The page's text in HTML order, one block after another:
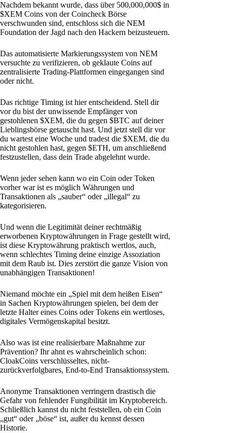
Nachdem bekannt wurde, dass über 500,000,000$ in
$XEM Coins von der Coincheck Börse
verschwunden sind, entschloss sich die NEM
Foundation der Jagd nach den Hackern beizusteuern.
Das automatisierte Markierungssystem von NEM
versuchte zu verifizieren, ob geklaute Coins auf
zentralisierte Trading-Plattformen eingegangen sind
oder nicht.
Das richtige Timing ist hier entscheidend. Stell dir
vor du bist der unwissende Empfänger von
gestohlenen $XEM, die du gegen $BTC auf deiner
Lieblingsbörse getauscht hast. Und jetzt stell dir vor
du wartest eine Woche und tradest die $XEM, die du
nicht gestohlen hast, gegen $ETH, um anschließend
festzustellen, dass dein Trade abgelehnt wurde.
Wenn jeder sehen kann wo ein Coin oder Token
vorher war ist es möglich Währungen und
Transaktionen als „sauber“ oder „illegal“ zu
kategorisieren.
Und wenn die Legitimität deiner rechtmäßig
erworbenen Kryptowährungen in Frage gestellt wird,
ist diese Kryptowährung praktisch wertlos, auch,
wenn schlechtes Timing deine einzige Assoziation
mit dem Raub ist. Dies zerstört die ganze Vision von
unabhängigen Transaktionen!
Niemand möchte ein „Spiel mit dem heißen Eisen“
in Sachen Kryptowährungen spielen, bei dem der
letzte Halter eines Coins oder Tokens ein wertloses,
digitales Vermögenskapital besitzt.
Also was ist eine realisierbare Maßnahme zur
Prävention? Ihr ahnt es wahrscheinlich schon:
CloakCoins verschlüsseltes, nicht-
zurückverfolgbares, End-to-End Transaktionssystem.
Anonyme Transaktionen verringern drastisch die
Gefahr von fehlender Fungibilität im Kryptobereich.
Schließlich kannst du nicht feststellen, ob ein Coin
„gut“ oder „böse“ ist, außer du kennst dessen
Historie.